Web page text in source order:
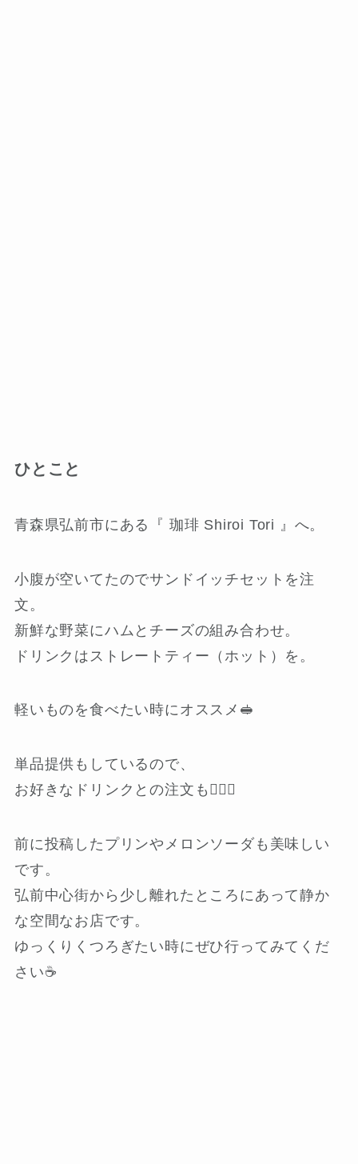
ひとこと
青森県弘前市にある『 珈琲 Shiroi Tori 』へ。
小腹が空いてたのでサンドイッチセットを注
文。
新鮮な野菜にハムとチーズの組み合わせ。
ドリンクはストレートティー（ホット）を。
軽いものを食べたい時にオススメ🥪
単品提供もしているので、
お好きなドリンクとの注文も🙆🏻‍♂️
前に投稿したプリンやメロンソーダも美味しい
です。
弘前中心街から少し離れたところにあって静か
な空間なお店です。
ゆっくりくつろぎたい時にぜひ行ってみてくだ
さい☕